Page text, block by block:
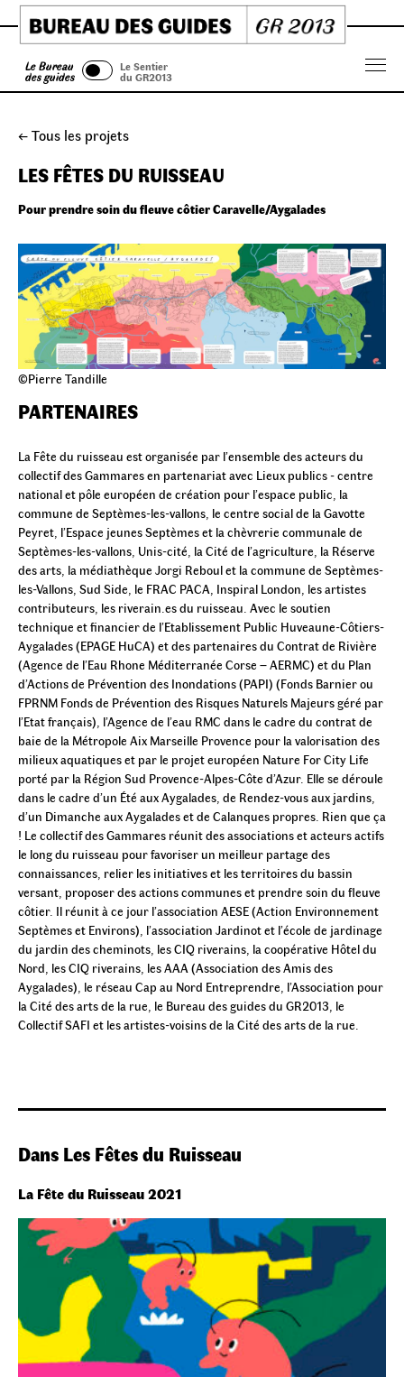
Skip
to
content
Le Bureau
des guides
Le Sentier
du GR2013
← Tous les projets
LES FÊTES DU RUISSEAU
Pour prendre soin du fleuve côtier Caravelle/Aygalades
©Pierre Tandille
PARTENAIRES
La Fête du ruisseau est organisée par l’ensemble des acteurs du
collectif des Gammares en partenariat avec Lieux publics - centre
national et pôle européen de création pour l’espace public, la
commune de Septèmes-les-vallons, le centre social de la Gavotte
Peyret, l’Espace jeunes Septèmes et la chèvrerie communale de
Septèmes-les-vallons, Unis-cité, la Cité de l’agriculture, la Réserve
des arts, la médiathèque Jorgi Reboul et la commune de Septèmes-
les-Vallons, Sud Side, le FRAC PACA, Inspiral London, les artistes
contributeurs, les riverain.es du ruisseau. Avec le soutien
technique et financier de l’Etablissement Public Huveaune-Côtiers-
Aygalades (EPAGE HuCA) et des partenaires du Contrat de Rivière
(Agence de l’Eau Rhone Méditerranée Corse – AERMC) et du Plan
d’Actions de Prévention des Inondations (PAPI) (Fonds Barnier ou
FPRNM Fonds de Prévention des Risques Naturels Majeurs géré par
l’Etat français), l’Agence de l’eau RMC dans le cadre du contrat de
baie de la Métropole Aix Marseille Provence pour la valorisation des
milieux aquatiques et par le projet européen Nature For City Life
porté par la Région Sud Provence-Alpes-Côte d’Azur. Elle se déroule
dans le cadre d’un Été aux Aygalades, de Rendez-vous aux jardins,
d’un Dimanche aux Aygalades et de Calanques propres. Rien que ça
! Le collectif des Gammares réunit des associations et acteurs actifs
le long du ruisseau pour favoriser un meilleur partage des
connaissances, relier les initiatives et les territoires du bassin
versant, proposer des actions communes et prendre soin du fleuve
côtier. Il réunit à ce jour l’association AESE (Action Environnement
Septèmes et Environs), l’association Jardinot et l’école de jardinage
du jardin des cheminots, les CIQ riverains, la coopérative Hôtel du
Nord, les CIQ riverains, les AAA (Association des Amis des
Aygalades), le réseau Cap au Nord Entreprendre, l’Association pour
la Cité des arts de la rue, le Bureau des guides du GR2013, le
Collectif SAFI et les artistes-voisins de la Cité des arts de la rue.
Dans Les Fêtes du Ruisseau
La Fête du Ruisseau 2021